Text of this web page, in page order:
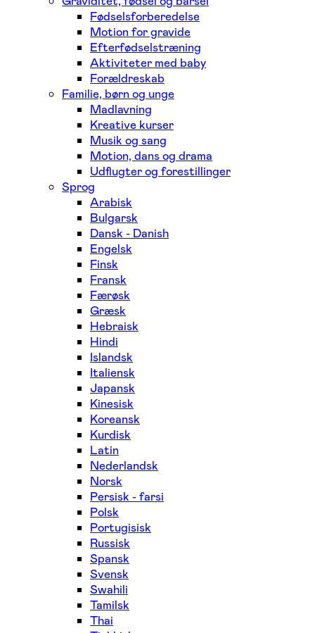
Fødselsforberedelse
Motion for gravide
Efterfødselstræning
Aktiviteter med baby
Forældreskab
Familie, børn og unge
Madlavning
Kreative kurser
Musik og sang
Motion, dans og drama
Udflugter og forestillinger
Sprog
Arabisk
Bulgarsk
Dansk - Danish
Engelsk
Finsk
Fransk
Færøsk
Græsk
Hebraisk
Hindi
Islandsk
Italiensk
Japansk
Kinesisk
Koreansk
Kurdisk
Latin
Nederlandsk
Norsk
Persisk - farsi
Polsk
Portugisisk
Russisk
Spansk
Svensk
Swahili
Tamilsk
Thai